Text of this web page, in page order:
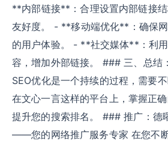
**内部链接**：合理设置内部链接
友好度。 - **移动端优化**：确保
的用户体验。 - **社交媒体**：利
容，增加外部链接。 ### 三、总结
SEO优化是一个持续的过程，需要不
在文心一言这样的平台上，掌握正
提升您的搜索排名。 ### 推广：德
——您的网络推广服务专家 在您不